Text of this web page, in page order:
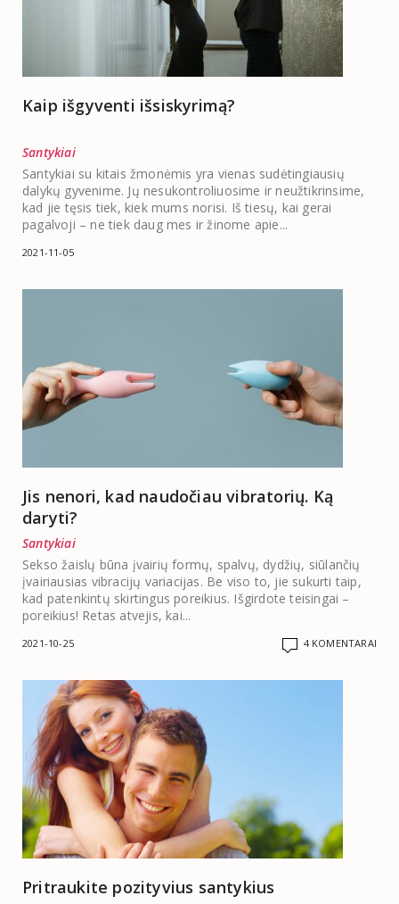
Kaip išgyventi išsiskyrimą?
Santykiai
Santykiai su kitais žmonėmis yra vienas sudėtingiausių
dalykų gyvenime. Jų nesukontroliuosime ir neužtikrinsime,
kad jie tęsis tiek, kiek mums norisi. Iš tiesų, kai gerai
pagalvoji – ne tiek daug mes ir žinome apie...
2021-11-05
Jis nenori, kad naudočiau vibratorių. Ką
daryti?
Santykiai
Sekso žaislų būna įvairių formų, spalvų, dydžių, siūlančių
įvairiausias vibracijų variacijas. Be viso to, jie sukurti taip,
kad patenkintų skirtingus poreikius. Išgirdote teisingai –
poreikius! Retas atvejis, kai...
2021-10-25 4 KOMENTARAI
Pritraukite pozityvius santykius